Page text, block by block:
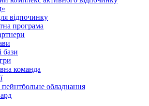
відпочинку
програма
бази
команда
обладнання